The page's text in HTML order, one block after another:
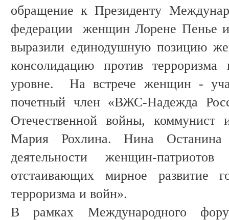
обращение к Президенту
федерации женщин Лорене Пенье
выразили единодушную позицию
консолидацию против
уровне. На встрече женщин -
почетный член «ВЖС-Надежда
Отечественной войны, коммунист
Мария Рохлина. Нина
деятельности женщин-
отстаивающих мирное развитие
терроризма и войн».
В рамках Международного